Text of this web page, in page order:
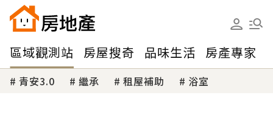
區域觀測站 房屋搜奇 品味生活 房產專家
青安3.0 繼承 租屋補助 浴室